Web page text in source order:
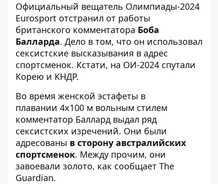
Официальный вещатель Олимпиады-2024
Eurosport отстранил от работы
британского комментатора Боба
Балларда. Дело в том, что он использовал
сексистские высказывания в адрес
спортсменок. Кстати, на ОИ-2024 спутали
Корею и КНДР.
Во время женской эстафеты в
плавании 4х100 м вольным стилем
комментатор Баллард выдал ряд
сексистских изречений. Они были
адресованы в сторону австралийских
спортсменок. Между прочим, они
завоевали золото, как сообщает The
Guardian.